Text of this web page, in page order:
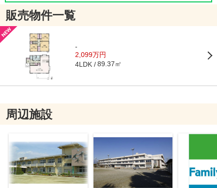
販売物件一覧
-
2,099万円
4LDK 89.37㎡
周辺施設